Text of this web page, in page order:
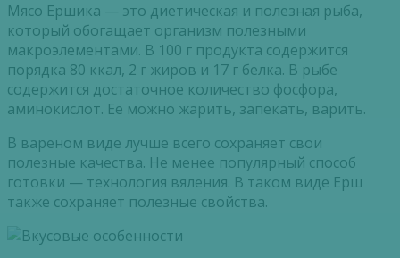
Мясо Ершика — это диетическая и полезная рыба,
который обогащает организм полезными
макроэлементами. В 100 г продукта содержится
порядка 80 ккал, 2 г жиров и 17 г белка. В рыбе
содержится достаточное количество фосфора,
аминокислот. Её можно жарить, запекать, варить.
В вареном виде лучше всего сохраняет свои
полезные качества. Не менее популярный способ
готовки — технология вяления. В таком виде Ерш
также сохраняет полезные свойства.